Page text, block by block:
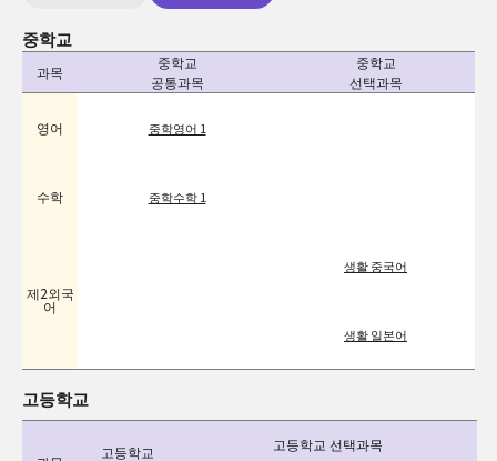
중학교
과목
중학교
공통과목
중학교
선택과목
영어 중학영어 1
수학 중학수학 1
제2외국
어
생활 중국어
생활 일본어
고등학교
고등학교
고등학교 선택과목